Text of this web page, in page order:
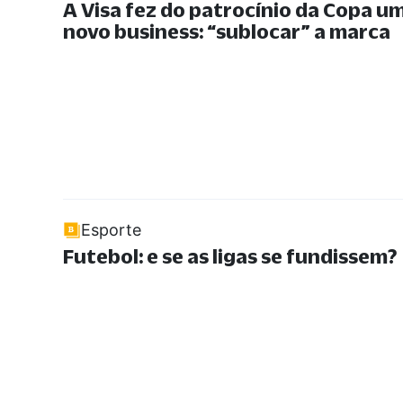
A Visa fez do patrocínio da Copa
novo business: “sublocar” a marca
Esporte
Futebol: e se as ligas se fundissem?